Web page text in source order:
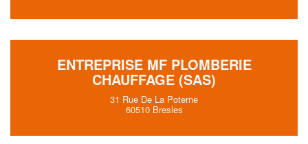
ENTREPRISE MF PLOMBERIE
CHAUFFAGE (SAS)
31 Rue De La Poterne
60510 Bresles